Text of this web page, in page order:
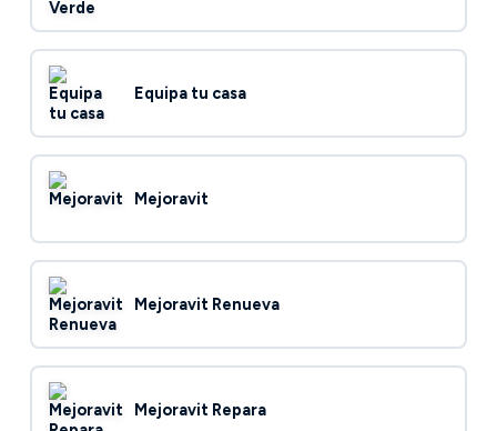
Equipa tu casa
Mejoravit
Mejoravit Renueva
Mejoravit Repara